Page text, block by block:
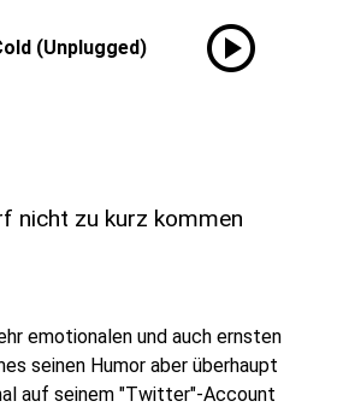
(Unplugged) play_circle
nicht zu kurz kommen
emotionalen und auch ernsten
seinen Humor aber überhaupt
auf seinem "Twitter"-Account